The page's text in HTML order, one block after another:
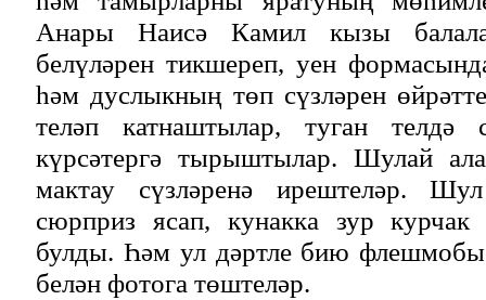
Анары Наисә Камил кызы
белүләрен тикшереп, уен
һәм дуслыкның төп сүзләрен
теләп катнаштылар, туган телдә
күрсәтергә тырыштылар. Шулай
мактау сүзләренә ирештеләр.
сюрприз ясап, кунакка зур
булды. Һәм ул дәртле бию
белән фотога төштеләр.